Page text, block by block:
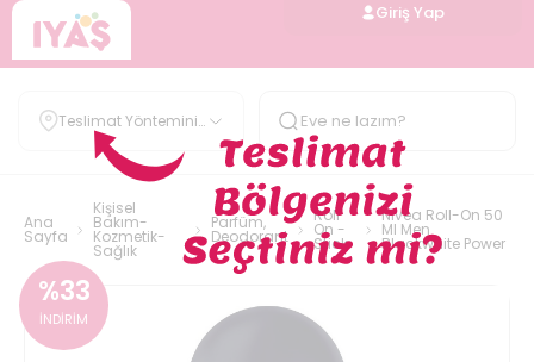
Giriş Yap
Teslimat Yöntemini
Belirle
Ana
Sayfa
Kişisel
Bakım-
Kozmetik-
Sağlık
Parfüm,
Deodorant
Roll
On -
Stick
Nivea Roll-On 50
Ml Men
Blackwhite Power
%33
İNDİRİM